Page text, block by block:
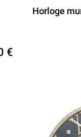
€
Horloge